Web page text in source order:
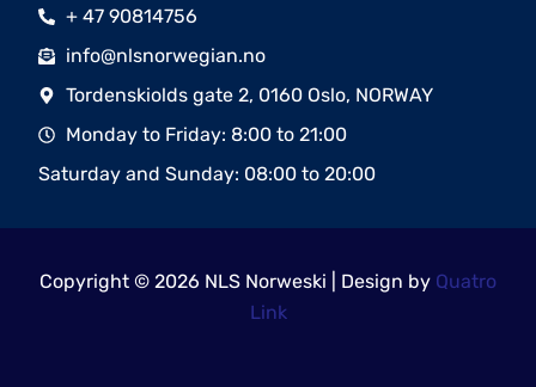
+ 47 90814756
info@nlsnorwegian.no
Tordenskiolds gate 2, 0160 Oslo, NORWAY
Monday to Friday: 8:00 to 21:00
Saturday and Sunday: 08:00 to 20:00
Copyright © 2026 NLS Norweski | Design by Quatro
Link